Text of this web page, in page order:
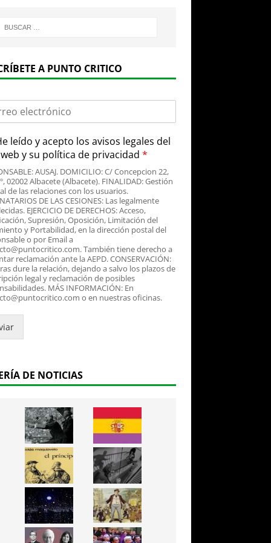
A PUNTO CRITICO
leído y acepto los avisos legales del
y su política de privacidad *
AUSAJ. DOMICILIO: C/ Concepcion 22,
02002 Albacete (Albacete). FINALIDAD: Gestión
de las relaciones con los usuarios.
DE LAS CESIONES: Las legalmente
EJERCICIO DE DERECHOS: Acceso,
Supresión, Oposición, Limitación del
y Portabilidad, en la dirección postal del
o por Email a
También tiene derecho a
reclamación ante la AEPD. CONSERVACIÓN:
dure la relación, dejando a salvo los plazos de
legal y reclamación de posibles
MÁS INFORMACIÓN: En
o en nuestras oficinas.
DE NOTICIAS